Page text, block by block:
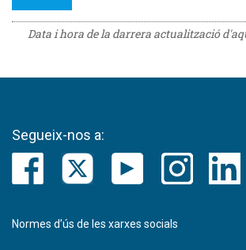
Data i hora de la darrera actualització
Segueix-nos a:
Normes d’ús de les xarxes socials